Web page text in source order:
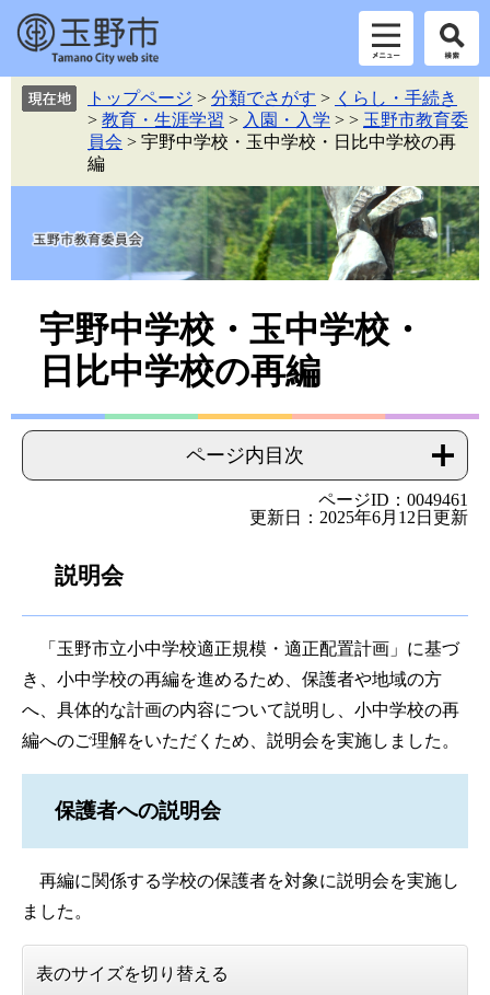
す。
トップページ > 分類でさがす > くらし・手続き
> 教育・生涯学習 > 入園・入学 > > 玉野市教育委
員会 > 宇野中学校・玉中学校・日比中学校の再
編
宇野中学校・玉中学校・
日比中学校の再編
ページ内目次
ページID：0049461
更新日：2025年6月12日更新
説明会
「玉野市立小中学校適正規模・適正配置計画」に基づ
き、小中学校の再編を進めるため、保護者や地域の方
へ、具体的な計画の内容について説明し、小中学校の再
編へのご理解をいただくため、説明会を実施しました。
保護者への説明会
再編に関係する学校の保護者を対象に説明会を実施し
ました。
表のサイズを切り替える